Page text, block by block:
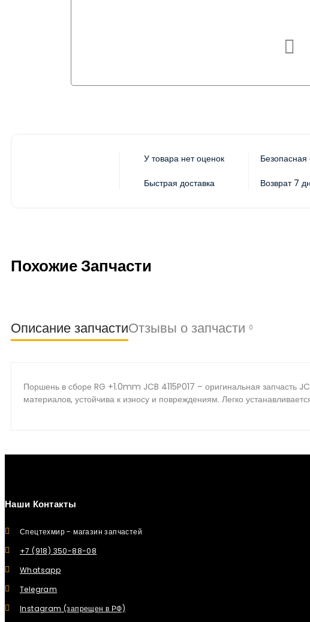
У товара нет оценок Безопасная
Быстрая доставка Возврат 7
Похожие Запчасти
Описание запчастиОтзывы о запчасти 0
Поршень в сборе RG +1.0mm JCB 4115P017 – оригинальная запчасть
материалов, устойчива к износу и повреждениям. Легко
Наши Контакты
Спецтехмир - магазин запчастей
+7 (918) 350-88-08
Whatsapp
Telegram
Instagram (запрещен в РФ)